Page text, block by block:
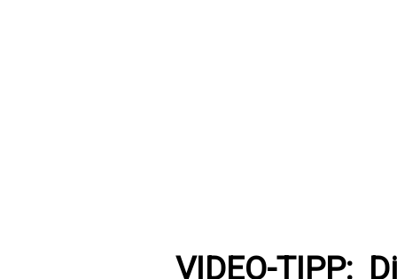
VIDEO-TIPP: